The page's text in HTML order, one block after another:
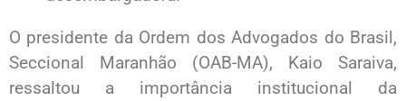
O presidente da Ordem dos Advogados do Brasil,
Seccional Maranhão (OAB-MA), Kaio Saraiva,
ressaltou a importância institucional da